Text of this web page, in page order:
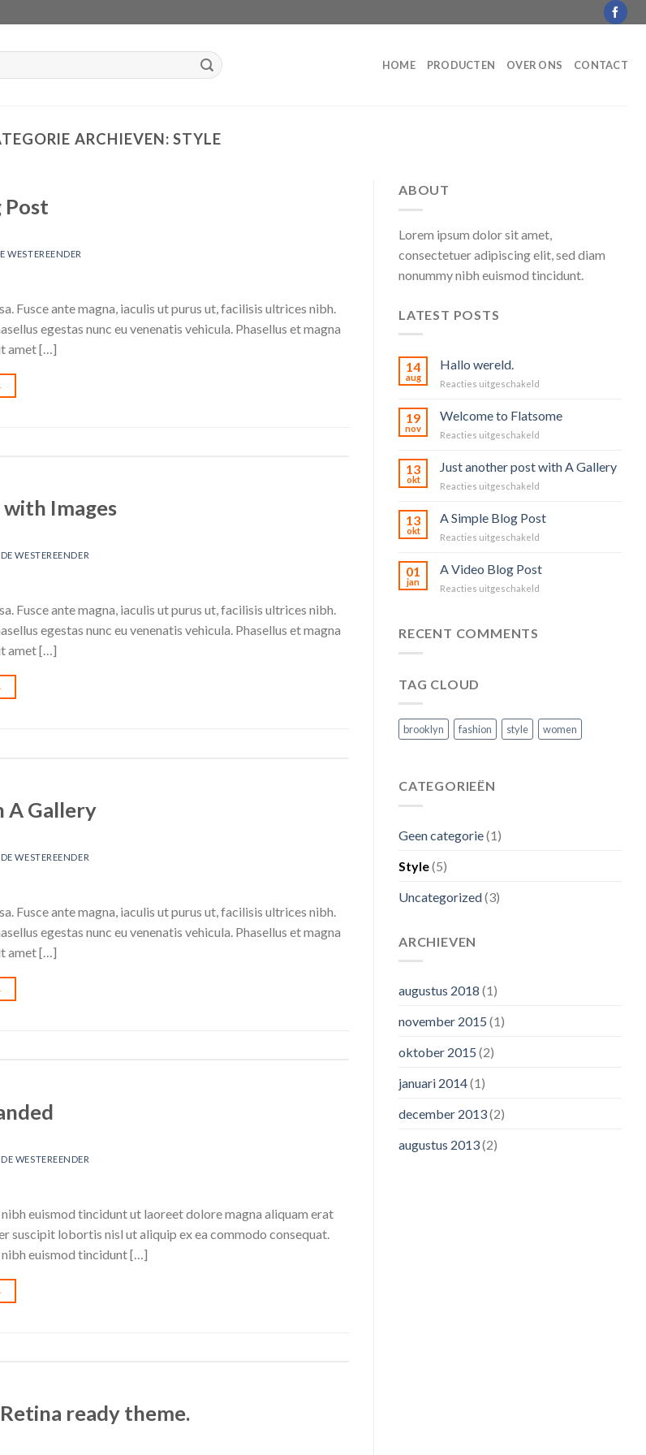
HOME PRODUCTEN OVER ONS CONTACT
ARCHIEVEN:STYLE
Post
WESTEREENDER
Fusce ante magna, iaculis ut purus ut, facilisis ultrices nibh.
egestas nunc eu venenatis vehicula. Phasellus et magna
amet […]
Images
DE WESTEREENDER
Fusce ante magna, iaculis ut purus ut, facilisis ultrices nibh.
egestas nunc eu venenatis vehicula. Phasellus et magna
amet […]
A Gallery
DE WESTEREENDER
Fusce ante magna, iaculis ut purus ut, facilisis ultrices nibh.
egestas nunc eu venenatis vehicula. Phasellus et magna
amet […]
DE WESTEREENDER
euismod tincidunt ut laoreet dolore magna aliquam erat
suscipit lobortis nisl ut aliquip ex ea commodo consequat.
euismod tincidunt […]
ready theme.
ABOUT
Lorem ipsum dolor sit amet,
consectetuer adipiscing elit, sed diam
nonummy nibh euismod tincidunt.
LATEST POSTS
14
aug
Hallo wereld.
Reacties uitgeschakeld
19
nov
Welcome to Flatsome
Reacties uitgeschakeld
13
okt
Just another post with A Gallery
Reacties uitgeschakeld
another
Gallery
13
okt
A Simple Blog Post
Reacties uitgeschakeld
Simple
01
jan
A Video Blog Post
Reacties uitgeschakeld
RECENT COMMENTS
TAG CLOUD
brooklyn fashion style women
CATEGORIEËN
Geen categorie(1)
Style(5)
Uncategorized(3)
ARCHIEVEN
augustus 2018 (1)
november 2015 (1)
oktober 2015 (2)
januari 2014(1)
december 2013(2)
augustus 2013(2)